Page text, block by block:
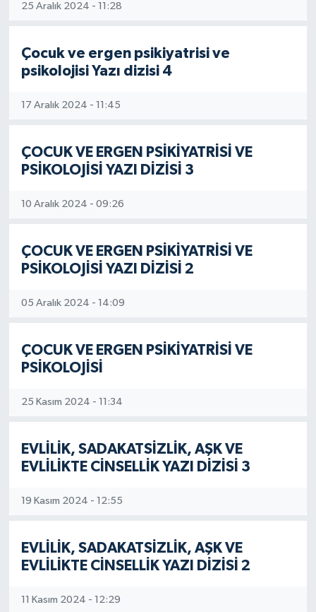
25 Aralık 2024 - 11:28
Çocuk ve ergen psikiyatrisi ve
psikolojisi Yazı dizisi 4
17 Aralık 2024 - 11:45
ÇOCUK VE ERGEN PSİKİYATRİSİ VE
PSİKOLOJİSİ YAZI DİZİSİ 3
10 Aralık 2024 - 09:26
ÇOCUK VE ERGEN PSİKİYATRİSİ VE
PSİKOLOJİSİ YAZI DİZİSİ 2
05 Aralık 2024 - 14:09
ÇOCUK VE ERGEN PSİKİYATRİSİ VE
PSİKOLOJİSİ
25 Kasım 2024 - 11:34
EVLİLİK, SADAKATSİZLİK, AŞK VE
EVLİLİKTE CİNSELLİK YAZI DİZİSİ 3
19 Kasım 2024 - 12:55
EVLİLİK, SADAKATSİZLİK, AŞK VE
EVLİLİKTE CİNSELLİK YAZI DİZİSİ 2
11 Kasım 2024 - 12:29
DTO
RESMİ REKLAM